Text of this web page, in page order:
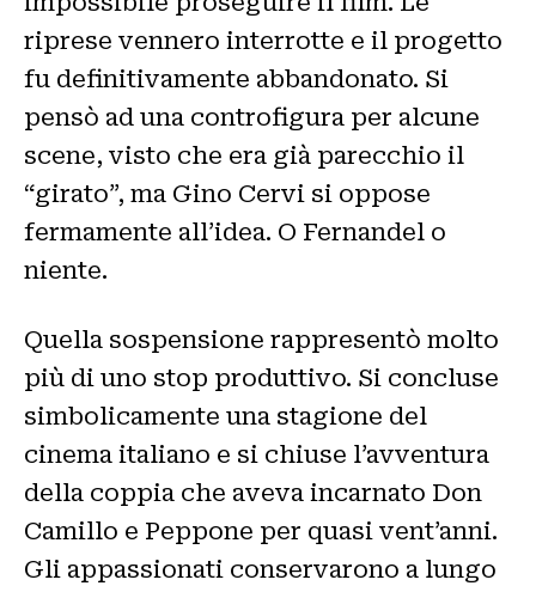
riprese vennero interrotte e il progetto
fu definitivamente abbandonato. Si
pensò ad una controfigura per alcune
scene, visto che era già parecchio il
“girato”, ma Gino Cervi si oppose
fermamente all’idea. O Fernandel o
niente.
Quella sospensione rappresentò molto
più di uno stop produttivo. Si concluse
simbolicamente una stagione del
cinema italiano e si chiuse l’avventura
della coppia che aveva incarnato Don
Camillo e Peppone per quasi vent’anni.
Gli appassionati conservarono a lungo